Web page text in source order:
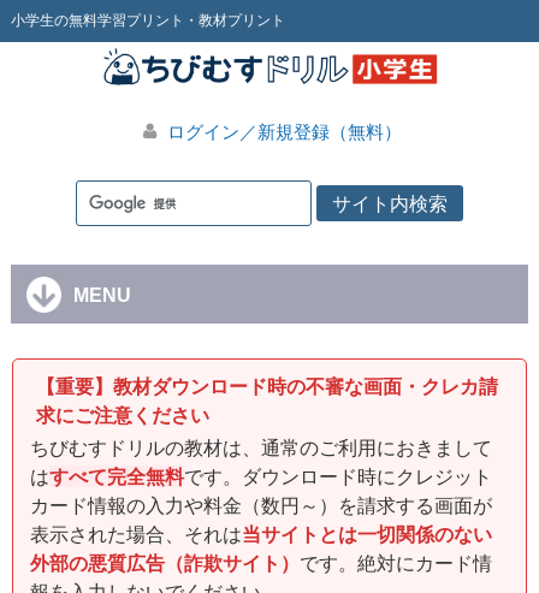
小学生の無料学習プリント・教材プリント
ログイン／新規登録（無料）
MENU
【重要】教材ダウンロード時の不審な画面・クレカ請
求にご注意ください
ちびむすドリルの教材は、通常のご利用におきまして
はすべて完全無料です。ダウンロード時にクレジット
カード情報の入力や料金（数円～）を請求する画面が
表示された場合、それは当サイトとは一切関係のない
外部の悪質広告（詐欺サイト） です。絶対にカード情